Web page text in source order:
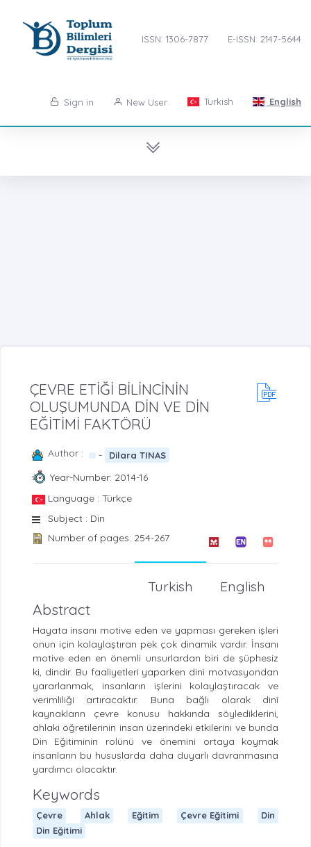
ISSN: 1306-7877 E-ISSN: 2147-5644
Sign in New User Turkish English
ÇEVRE ETİĞİ BİLİNCİNİN
OLUŞUMUNDA DİN VE DİN
EĞİTİMİ FAKTÖRÜ
Author : - Dilara TINAS
Year-Number: 2014-16
Language : Türkçe
Subject : Din
Number of pages: 254-267
English
Turkish
Abstract
Hayata insanı motive eden ve yapması gereken işleri
onun için kolaylaştıran pek çok dinamik vardır. İnsanı
motive eden en önemli unsurlardan biri de şüphesiz
ki, dindir. Bu faaliyetleri yaparken dini motvasyondan
yararlanmak, insanların işlerini kolaylaştıracak ve
verimliliği artıracaktır. Buna bağlı olarak dinî
kaynakların çevre konusu hakkında söylediklerini,
ahlaki öğretilerinin insan üzerindeki etkilerini ve bunda
Din Eğitiminin rolünü ve önemini ortaya koymak
insanların bu hususlarda daha duyarlı davranmasına
yardımcı olacaktır.
Keywords
Çevre Ahlak Eğitim Çevre Eğitimi
Din
Din Eğitimi